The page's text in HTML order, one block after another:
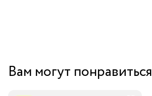
Вам могут понравиться